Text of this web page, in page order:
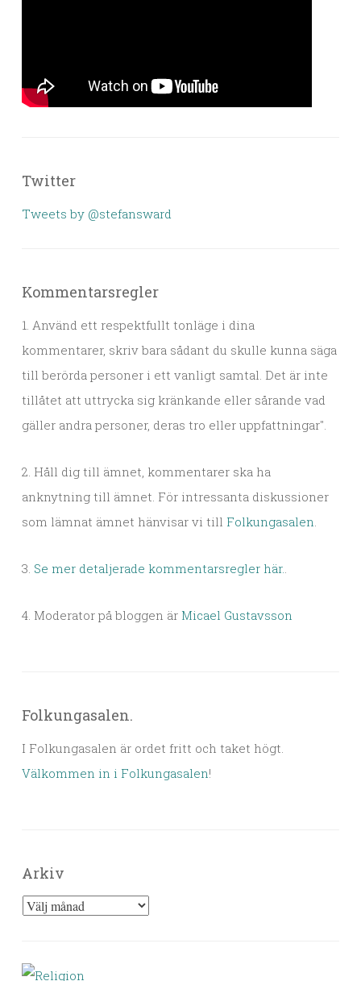
Twitter
Tweets by @stefansward
Kommentarsregler
1. Använd ett respektfullt tonläge i dina
kommentarer, skriv bara sådant du skulle kunna säga
till berörda personer i ett vanligt samtal. Det är inte
tillåtet att uttrycka sig kränkande eller sårande vad
gäller andra personer, deras tro eller uppfattningar".
2. Håll dig till ämnet, kommentarer ska ha
anknytning till ämnet. För intressanta diskussioner
som lämnat ämnet hänvisar vi till Folkungasalen.
3. Se mer detaljerade kommentarsregler här..
4. Moderator på bloggen är Micael Gustavsson
Folkungasalen.
I Folkungasalen är ordet fritt och taket högt.
Välkommen in i Folkungasalen!
Arkiv
Arkiv